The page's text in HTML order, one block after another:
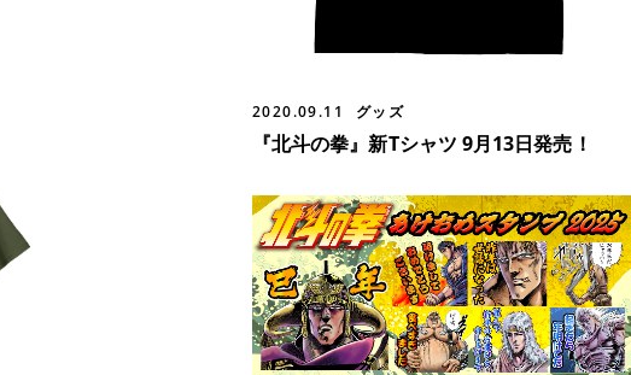
2020.09.11 グッズ
『北斗の拳』新Tシャツ 9月13日発売！